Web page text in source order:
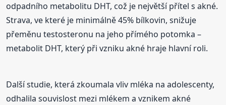
odpadního metabolitu DHT, což je největší přítel s akné.
Strava, ve které je minimálně 45% bílkovin, snižuje
přeměnu testosteronu na jeho přímého potomka –
metabolit DHT, který při vzniku akné hraje hlavní roli.
Další studie, která zkoumala vliv mléka na adolescenty,
odhalila souvislost mezi mlékem a vznikem akné